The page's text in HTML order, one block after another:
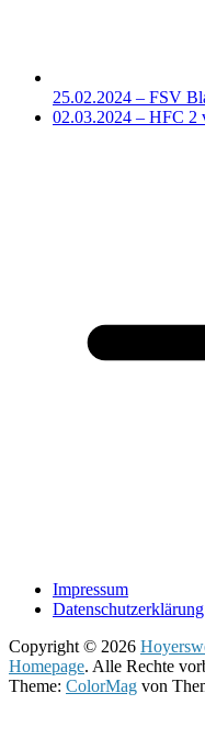
25.02.2024 – FSV
02.03.2024 – HFC 2
Impressum
Datenschutzerklärung
Copyright © 2026
Homepage. Alle Rechte
Theme: ColorMag von